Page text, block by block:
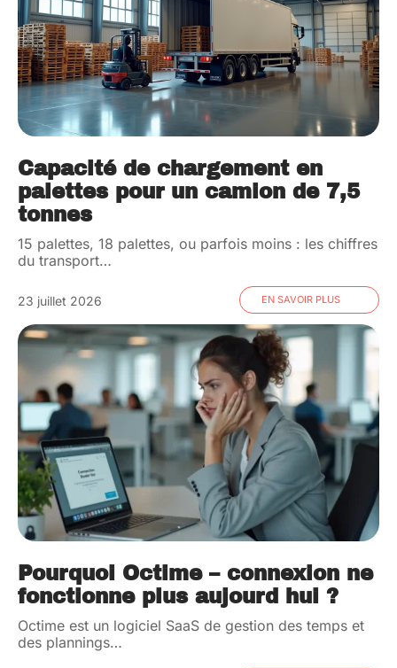
Capacité de chargement en
palettes pour un camion de 7,5
tonnes
15 palettes, 18 palettes, ou parfois moins : les chiffres
du transport…
23 juillet 2026 EN SAVOIR PLUS
Pourquoi Octime – connexion ne
fonctionne plus aujourd hui ?
Octime est un logiciel SaaS de gestion des temps et
des plannings…